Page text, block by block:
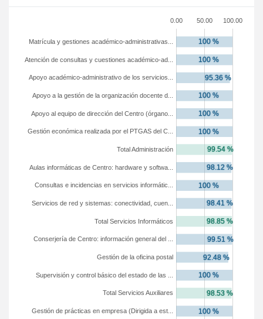
0.00 50.00 100.00
Gestión de prácticas en empresa (Dirigida a est...
Total Servicios Auxiliares
Supervisión y control básico del estado de las ...
Gestión de la oficina postal
Conserjería de Centro: información general del ...
Total Servicios Informáticos
Servicios de red y sistemas: conectividad, cuen...
Consultas e incidencias en servicios informátic...
Aulas informáticas de Centro: hardware y softwa...
Total Administración
Gestión económica realizada por el PTGAS del C...
Apoyo al equipo de dirección del Centro (órgano...
Apoyo a la gestión de la organización docente d...
Apoyo académico-administrativo de los servicios...
Atención de consultas y cuestiones académico-ad...
Matrícula y gestiones académico-administrativas...